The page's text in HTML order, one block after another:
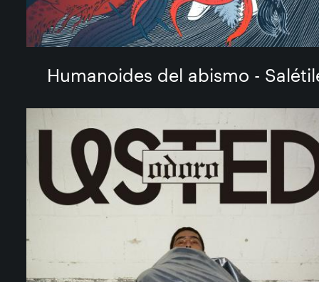
Humanoides del abismo -